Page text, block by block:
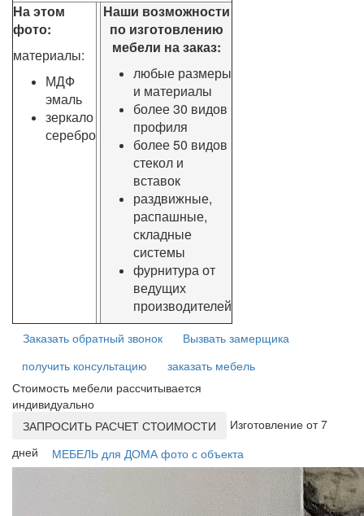
На этом
фото:
материалы:
МДФ
эмаль
зеркало
серебро
Наши возможности
по изготовлению
мебели на заказ:
любые размеры
и материалы
более 30 видов
профиля
более 50 видов
стекол и
вставок
раздвижные,
распашные,
складные
системы
фурнитура от
ведущих
производителей
Заказать обратный звонок
Вызвать замерщика
получить консультацию
заказать мебель
Стоимость мебели рассчитывается
индивидуально
ЗАПРОСИТЬ РАСЧЕТ СТОИМОСТИ
Изготовление от 7
дней
МЕБЕЛЬ для ДОМА фото с объекта